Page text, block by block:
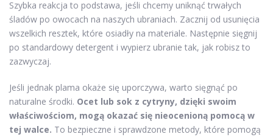
Szybka reakcja to podstawa, jeśli chcemy uniknąć trwałych
śladów po owocach na naszych ubraniach. Zacznij od usunięcia
wszelkich resztek, które osiadły na materiale. Następnie sięgnij
po standardowy detergent i wypierz ubranie tak, jak robisz to
zazwyczaj.
Jeśli jednak plama okaże się uporczywa, warto sięgnąć po
naturalne środki. Ocet lub sok z cytryny, dzięki swoim
właściwościom, mogą okazać się nieocenioną pomocą w
tej walce. To bezpieczne i sprawdzone metody, które pomogą